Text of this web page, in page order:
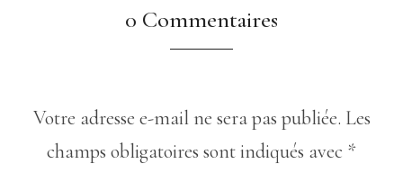
0 Commentaires
Votre adresse e-mail ne sera pas publiée. Les
champs obligatoires sont indiqués avec *